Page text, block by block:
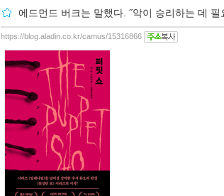
에드먼드 버크는 말했다. ˝악이 승리하는 데 필
https://blog.aladin.co.kr/camus/15316866